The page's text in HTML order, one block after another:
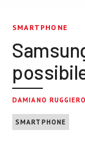
SMARTPHONE
DAMIANO RUGGIERO
SMARTPHONE